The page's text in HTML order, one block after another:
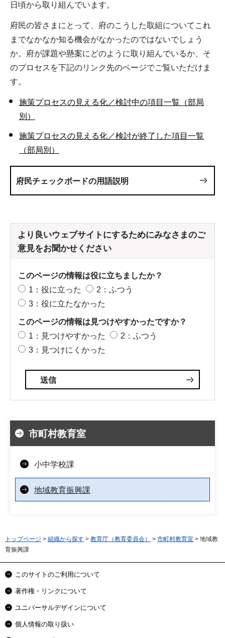
日頃から取り組んでいます。
府民の皆さまにとって、府のこうした取組についてこれ
までなかなか知る機会がなかったのではないでしょう
か。府が課題や懸案にどのように取り組んでいるか、そ
のプロセスを下記のリンク先のページでご覧いただけま
す。
施策プロセスの見える化／検討中の項目一覧（部局
別）
施策プロセスの見える化／検討が終了した項目一覧
（部局別）
府民チェックボードの用語説明
より良いウェブサイトにするためにみなさまのご
意見をお聞かせください
このページの情報は役に立ちましたか？
1：役に立った
2：ふつう
3：役に立たなかった
このページの情報は見つけやすかったですか？
1：見つけやすかった
2：ふつう
3：見つけにくかった
市町村教育室
小中学校課
地域教育振興課
トップページ > 組織から探す > 教育庁（教育委員会） > 市町村教育室 > 地域教
育振興課
このサイトのご利用について
著作権・リンクについて
ユニバーサルデザインについて
個人情報の取り扱い